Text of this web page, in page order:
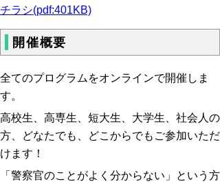
チラシ(pdf:401KB)
開催概要
全てのプログラムをオンラインで開催しま
す。
高校生、高専生、短大生、大学生、社会人の
方、どなたでも、どこからでもご参加いただ
けます！
「警察官のことがよく分からない」という方